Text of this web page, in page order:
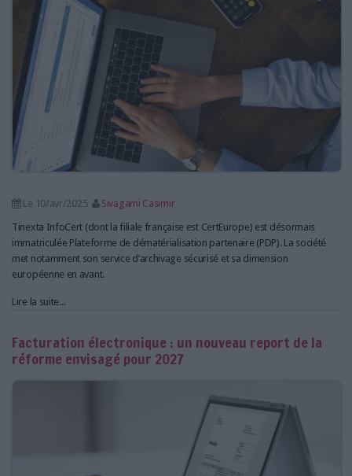
Le 10/avr/2025
Sivagami Casimir
Tinexta InfoCert (dont la filiale française est CertEurope) est désormais
immatriculée Plateforme de dématérialisation partenaire (PDP). La société
met notamment son service d’archivage sécurisé et sa dimension
européenne en avant.
Lire la suite...
Facturation électronique : un nouveau report de la
réforme envisagé pour 2027